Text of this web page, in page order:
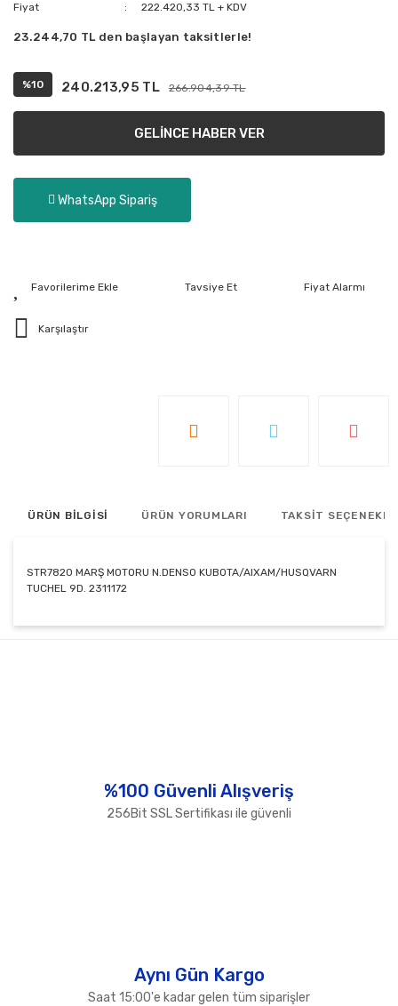
Fiyat 222.420,33 TL + KDV
23.244,70 TL den başlayan taksitlerle!
%10 240.213,95 TL 266.904,39 TL
GELİNCE HABER VER
WhatsApp Sipariş
Tavsiye Et Fiyat Alarmı
Karşılaştır
ÜRÜN BİLGİSİ ÜRÜN YORUMLARI TAKSİT
STR7820 MARŞ MOTORU N.DENSO KUBOTA/AIXAM/HUSQVARN
TUCHEL 9D. 2311172
Ürün fiyatı diğer sitelerden daha pahalı.
%100 Güvenli Alışveriş
256Bit SSL Sertifikası ile güvenli
Aynı Gün Kargo
Saat 15:00'e kadar gelen tüm siparişler